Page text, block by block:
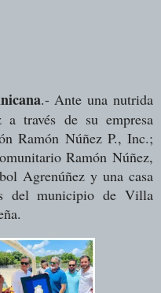
.- Ante una nutrida
a través de su empresa
Ramón Núñez P., Inc.;
Ramón Núñez,
Agrenúñez y una casa
del municipio de Villa